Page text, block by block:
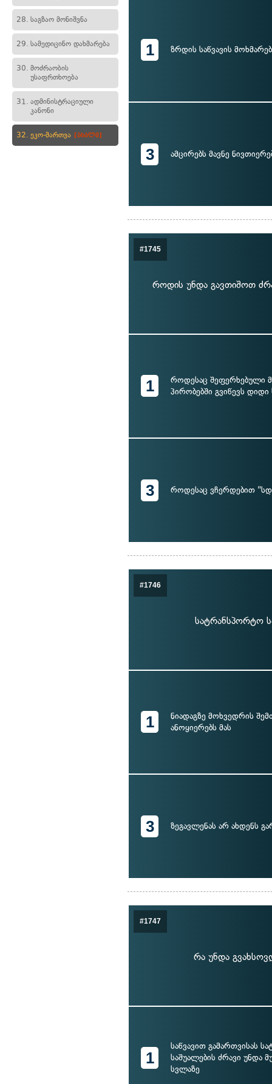
28. საგზაო მონიშვნა
29. სამედიცინო დახმარება
30. მოძრაობის
უსაფრთხოება
31. ადმინისტრაციული
კანონი
32. ეკო-მართვა [ახალი]
1 ზრდის საწვავის
3 ამცირებს მავნე
#1745
როდის უნდა გავთიშოთ
1
როდესაც შეფერხებული
პირობებში გვიწევს
3 როდესაც ვჩერდებით
#1746
სატრანსპორტო
1
ნიადაგზე მოხვედრის
ანოყიერებს მას
3 ზეგავლენას არ ახდენს
#1747
რა უნდა
1
საწვავით გამართვისას
საშუალების ძრავი უნდა
სვლაზე